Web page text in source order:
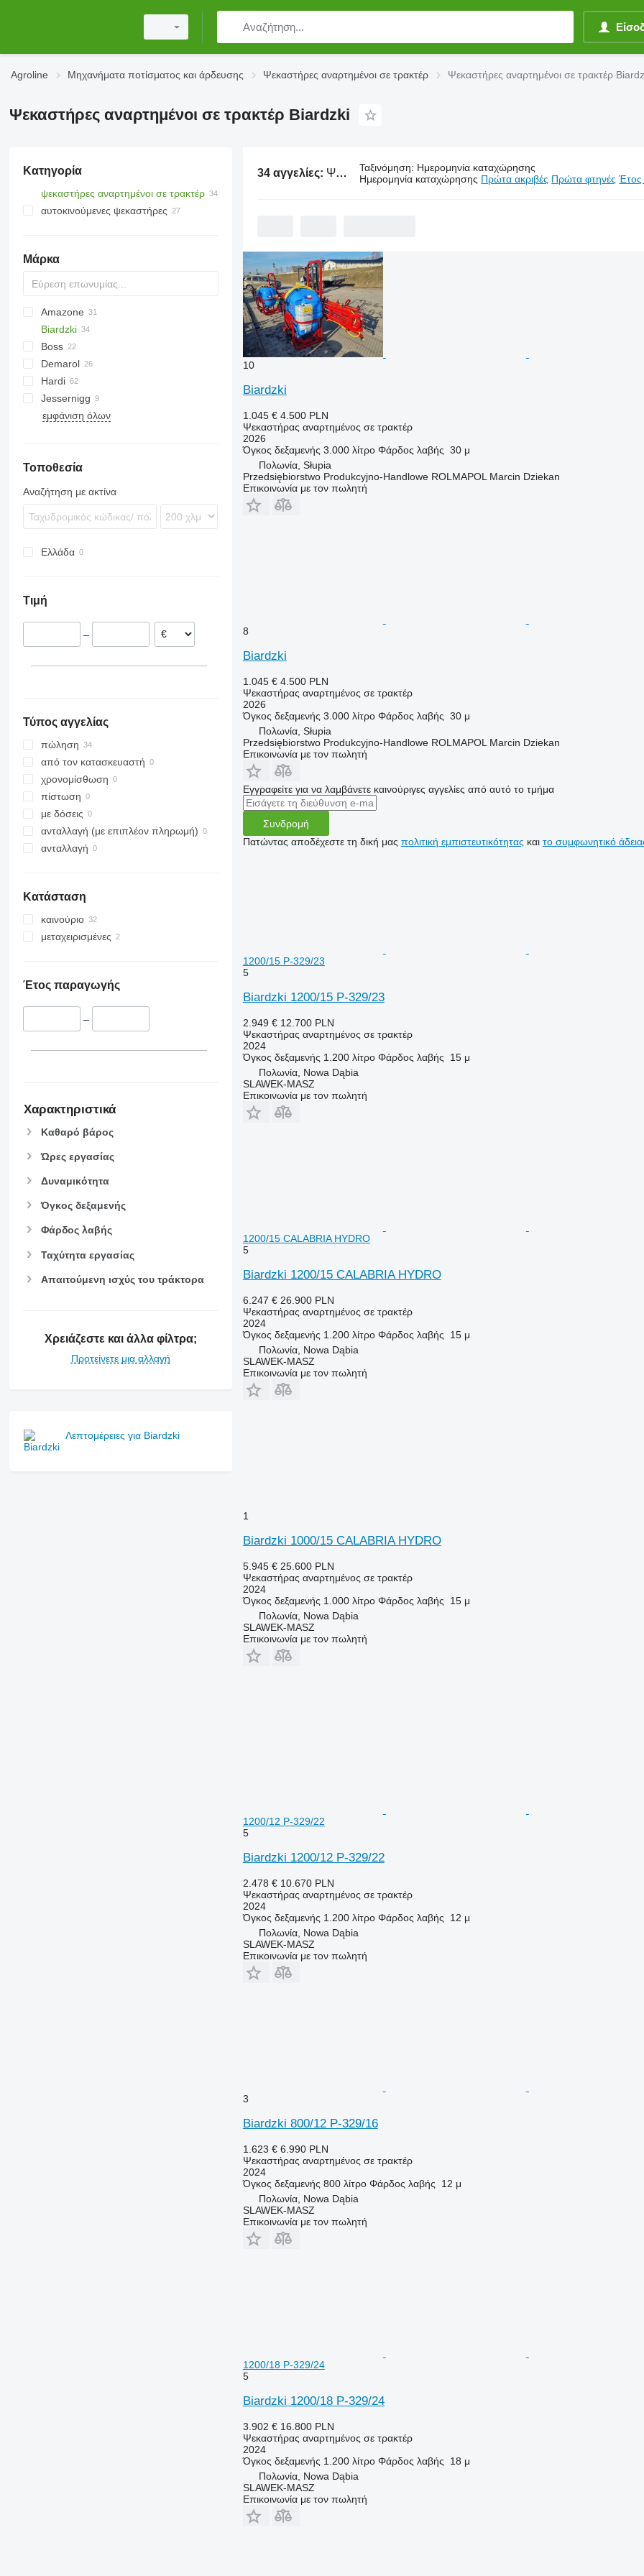
Agroline Μηχανήματα ποτίσματος και άρδευσης Ψεκαστήρες αναρτημένοι σε τρακτέρ Ψεκαστήρες αναρτημένοι σε τρακτέρ
Ψεκαστήρες αναρτημένοι σε τρακτέρ Biardzki
Κατηγορία
ψεκαστήρες αναρτημένοι σε τρακτέρ
αυτοκινούμενες ψεκαστήρες
Μάρκα
Amazone
UF
UX
ELYTE
MACK
RAPTOR
Biardzki
P329
Boss
Pelikan
ANP
Demarol
Cyklon
Shogun
Rogator
GF
KS
VT
Hardi
Commander
LX
NK
Leeb
Eurolux
Jessernigg
5430i
Altis
iXter
Albatros
MAF
Maxis
εμφάνιση όλων
Τοποθεσία
Αναζήτηση με ακτίνα
Ελλάδα
Τιμή
–
Τύπος αγγελίας
πώληση
από τον κατασκευαστή
χρονομίσθωση
πίστωση
με δόσεις
ανταλλαγή (με επιπλέον πληρωμή)
ανταλλαγή
Κατάσταση
καινούριο
μεταχειρισμένες
Έτος παραγωγής
–
Χαρακτηριστικά
Καθαρό βάρος
Ώρες εργασίας
Δυναμικότητα
Όγκος δεξαμενής
Φάρδος λαβής
Ταχύτητα εργασίας
Απαιτούμενη ισχύς του τράκτορα
Χρειάζεστε και άλλα φίλτρα;
Προτείνετε μια αλλαγή
Λεπτομέρειες για Biardzki
34 αγγελίες: Ψεκαστήρες αναρτημένοι σε τρακτέρ Biardzki Ταξινόμηση: Ημερομηνία καταχώρησης
Ημερομηνία καταχώρησης Πρώτα ακριβές Πρώτα φτηνές Έτος
10
Biardzki
1.045 € 4.500 PLN
Ψεκαστήρας αναρτημένος σε τρακτέρ
2026
Όγκος δεξαμενής 3.000 λίτρο Φάρδος λαβής 30 μ
Πολωνία, Słupia
Przedsiębiorstwo Produkcyjno-Handlowe ROLMAPOL Marcin Dziekan
Επικοινωνία με τον πωλητή
8
Biardzki
1.045 € 4.500 PLN
Ψεκαστήρας αναρτημένος σε τρακτέρ
2026
Όγκος δεξαμενής 3.000 λίτρο Φάρδος λαβής 30 μ
Πολωνία, Słupia
Przedsiębiorstwo Produkcyjno-Handlowe ROLMAPOL Marcin Dziekan
Επικοινωνία με τον πωλητή
Εγγραφείτε για να λαμβάνετε καινούριγες αγγελίες από αυτό το τμήμα
Συνδρομή
Πατώντας αποδέχεστε τη δική μας πολιτική εμπιστευτικότητας και το συμφωνητικό
1200/15 P-329/23
5
Biardzki 1200/15 P-329/23
2.949 € 12.700 PLN
Ψεκαστήρας αναρτημένος σε τρακτέρ
2024
Όγκος δεξαμενής 1.200 λίτρο Φάρδος λαβής
15 μ
Πολωνία, Nowa Dąbia
SLAWEK-MASZ
Επικοινωνία με τον πωλητή
1200/15 CALABRIA HYDRO
5
Biardzki 1200/15 CALABRIA HYDRO
6.247 € 26.900 PLN
Ψεκαστήρας αναρτημένος σε τρακτέρ
2024
Όγκος δεξαμενής 1.200 λίτρο Φάρδος λαβής
15 μ
Πολωνία, Nowa Dąbia
SLAWEK-MASZ
Επικοινωνία με τον πωλητή
1
Biardzki 1000/15 CALABRIA HYDRO
5.945 € 25.600 PLN
Ψεκαστήρας αναρτημένος σε τρακτέρ
2024
Όγκος δεξαμενής 1.000 λίτρο Φάρδος λαβής
15 μ
Πολωνία, Nowa Dąbia
SLAWEK-MASZ
Επικοινωνία με τον πωλητή
1200/12 P-329/22
5
Biardzki 1200/12 P-329/22
2.478 € 10.670 PLN
Ψεκαστήρας αναρτημένος σε τρακτέρ
2024
Όγκος δεξαμενής 1.200 λίτρο Φάρδος λαβής
12 μ
Πολωνία, Nowa Dąbia
SLAWEK-MASZ
Επικοινωνία με τον πωλητή
3
Biardzki 800/12 P-329/16
1.623 € 6.990 PLN
Ψεκαστήρας αναρτημένος σε τρακτέρ
2024
Όγκος δεξαμενής 800 λίτρο Φάρδος λαβής
12 μ
Πολωνία, Nowa Dąbia
SLAWEK-MASZ
Επικοινωνία με τον πωλητή
1200/18 P-329/24
5
Biardzki 1200/18 P-329/24
3.902 € 16.800 PLN
Ψεκαστήρας αναρτημένος σε τρακτέρ
2024
Όγκος δεξαμενής 1.200 λίτρο Φάρδος λαβής
18 μ
Πολωνία, Nowa Dąbia
SLAWEK-MASZ
Επικοινωνία με τον πωλητή